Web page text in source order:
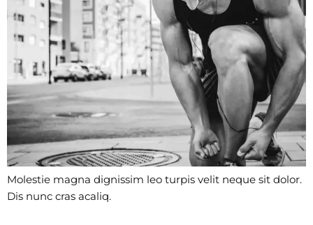
Molestie magna dignissim leo turpis velit neque sit dolor.
Dis nunc cras acaliq.